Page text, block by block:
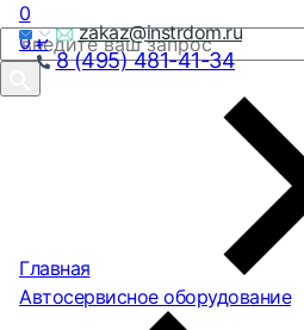
zakaz@instrdom.ru
8 (495) 481-41-34
0
0₽
Главная
Автосервисное оборудование